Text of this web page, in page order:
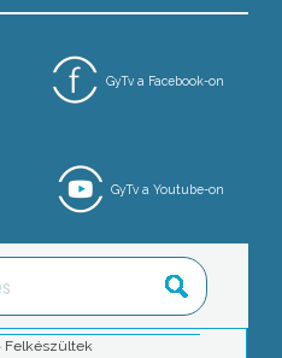
GyTv a Facebook-on
GyTv a Youtube-on
Felkészültek